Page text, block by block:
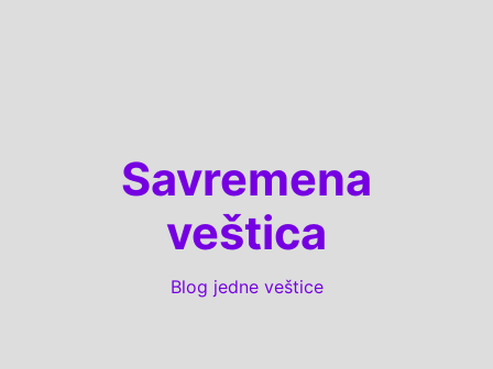
Savremena
veštica
Blog jedne veštice